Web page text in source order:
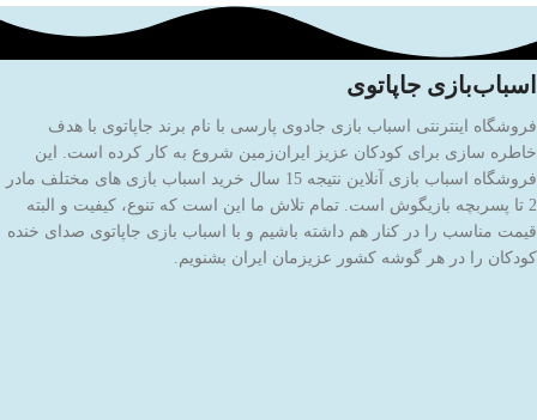
اسباب‌بازی جاپاتوی
فروشگاه اینترنتی اسباب بازی جادوی پارسی با نام برند جاپاتوی با هدف
خاطره سازی برای کودکان عزیز ایران‌زمین شروع به کار کرده است. این
فروشگاه اسباب بازی آنلاین نتیجه 15 سال خرید اسباب بازی های مختلف مادر
2 تا پسربچه بازیگوش است. تمام تلاش ما این است که تنوع، کیفیت و البته
قیمت مناسب را در کنار هم داشته باشیم و با اسباب بازی جاپاتوی صدای خنده
کودکان را در هر گوشه کشور عزیزمان ایران بشنویم.